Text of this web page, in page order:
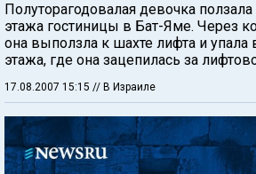
Полуторагодовалая девочка
этажа гостиницы в Бат-Яме. Через
она выползла к шахте лифта и упала
этажа, где она зацепилась за
17.08.2007 15:15 // В Израиле